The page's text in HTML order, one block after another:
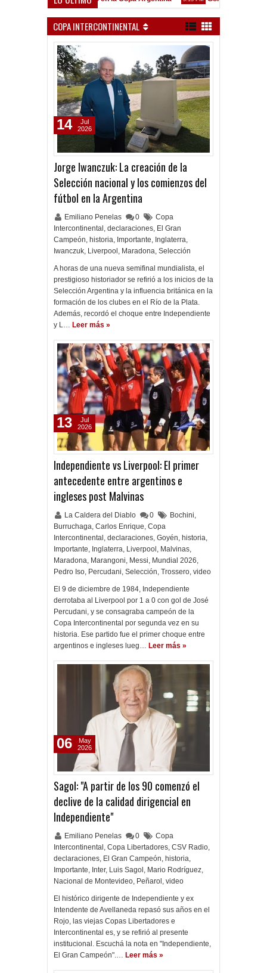
COPA INTERCONTINENTAL
Jorge Iwanczuk: La creación de la
Selección nacional y los comienzos del
fútbol en la Argentina
Emiliano Penelas 0
Copa
Intercontinental , declaraciones, El Gran
Campeón, historia, Importante, Inglaterra,
Iwanczuk, Liverpool , Maradona, Selección
A horas de una nueva semifinal mundialista, el
prestigioso historiador se refirió a los inicios de la
Selección Argentina y la influencia británica en la
formación de los clubes en el Río de la Plata.
Además, recordó el choque entre Independiente
y L… Leer más »
14
Jul
2026
Independiente vs Liverpool: El primer
antecedente entre argentinos e
ingleses post Malvinas
La Caldera del Diablo 0 Bochini,
Burruchaga, Carlos Enrique, Copa
Intercontinental , declaraciones, Goyén, historia,
Importante, Inglaterra, Liverpool , Malvinas,
Maradona, Marangoni, Messi, Mundial 2026,
Pedro Iso, Percudani, Selección, Trossero, video
El 9 de diciembre de 1984, Independiente
derrotaba al Liverpool por 1 a 0 con gol de José
Percudani, y se consagraba campeón de la
Copa Intercontinental por segunda vez en su
historia. Ese partido fue el primer choque entre
argentinos e ingleses lueg… Leer más »
13
Jul
2026
Sagol: "A partir de los 90 comenzó el
declive de la calidad dirigencial en
Independiente"
Emiliano Penelas 0
Copa
Intercontinental , Copa Libertadores, CSV Radio,
declaraciones, El Gran Campeón, historia,
Importante, Inter, Luis Sagol , Mario Rodríguez,
Nacional de Montevideo, Peñarol , video
El histórico dirigente de Independiente y ex
Intendente de Avellaneda repasó sus años en el
Rojo, las viejas Copas Libertadores e
Intercontinental es, y se refirió al presente
institucional. Escuchá la nota en "Independiente,
El Gran Campeón".… Leer más »
06
May
2026